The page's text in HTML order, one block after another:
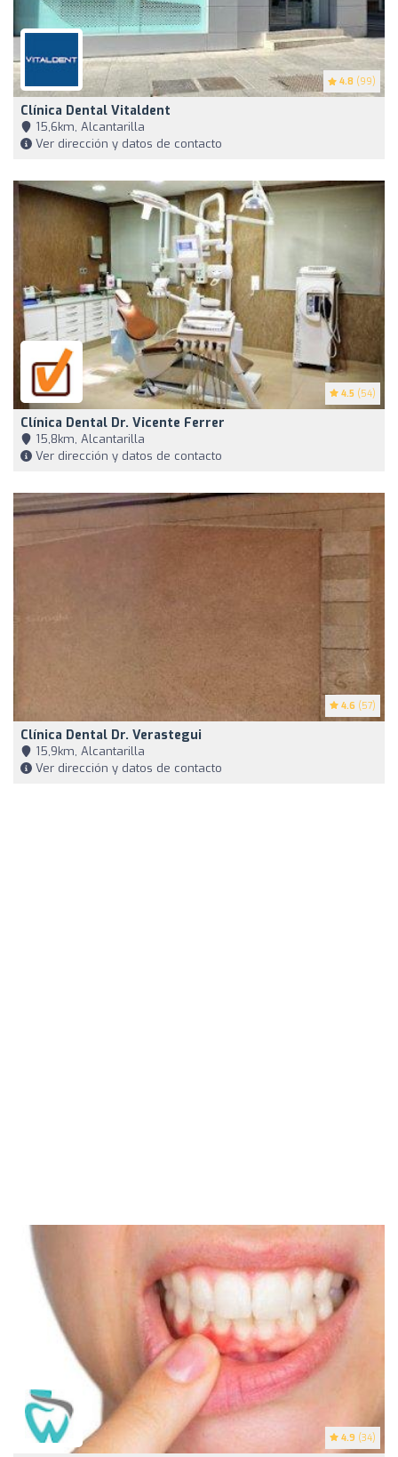
4.8 (99)
Clínica Dental Vitaldent
15,6km, Alcantarilla
Ver dirección y datos de contacto
4.5 (54)
Clínica Dental Dr. Vicente Ferrer
15,8km, Alcantarilla
Ver dirección y datos de contacto
4.6 (57)
Clínica Dental Dr. Verastegui
15,9km, Alcantarilla
Ver dirección y datos de contacto
4.9 (34)